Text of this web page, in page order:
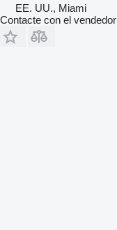
EE. UU., Miami
Contacte con el vendedor